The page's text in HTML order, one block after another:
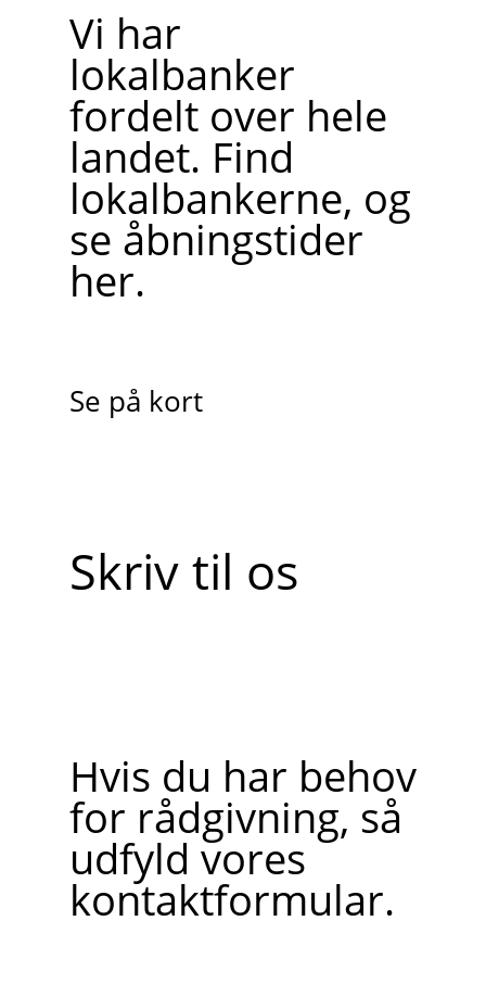
Vi har
lokalbanker
fordelt over hele
landet. Find
lokalbankerne, og
se åbningstider
her.
Se på kort
Skriv til os
Hvis du har behov
for rådgivning, så
udfyld vores
kontaktformular.